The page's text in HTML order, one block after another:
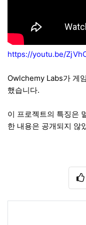
https://youtu.be/
Owlchemy Labs가 게
했습니다.
이 프로젝트의 특징은
한 내용은 공개되지 않